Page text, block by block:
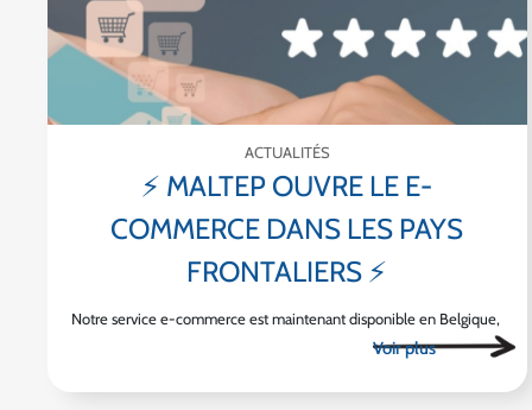
ACTUALITÉS
⚡ MALTEP OUVRE LE E-
COMMERCE DANS LES PAYS
FRONTALIERS ⚡
Notre service e-commerce est maintenant disponible en Belgique,